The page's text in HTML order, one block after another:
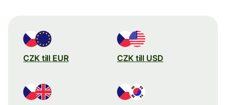
CZK till EUR CZK till USD